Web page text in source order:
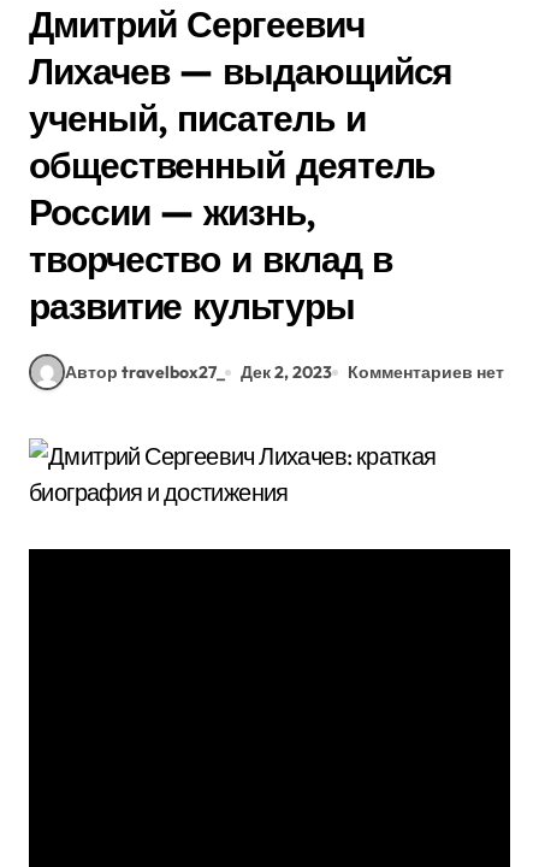
Дмитрий Сергеевич
Лихачев — выдающийся
ученый, писатель и
общественный деятель
России — жизнь,
творчество и вклад в
развитие культуры
Автор travelbox27_ Дек 2, 2023 Комментариев нет